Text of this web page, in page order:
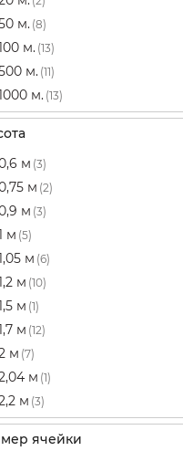
м. (8)
м. (13)
м. (11)
м. (13)
м (3)
м (2)
м (3)
м (5)
м (6)
м (10)
м (1)
м (12)
м (7)
м (1)
м (3)
ячейки